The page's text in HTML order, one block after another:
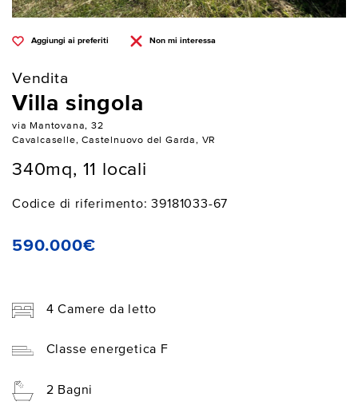
Aggiungi ai preferiti Non mi interessa
Vendita
Villa singola
via Mantovana, 32
Cavalcaselle, Castelnuovo del Garda, VR
340mq, 11 locali
Codice di riferimento: 39181033-67
590.000€
4 Camere da letto
Classe energetica F
2 Bagni